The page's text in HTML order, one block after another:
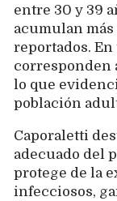
entre 30 y 39
acumulan más
reportados. En
corresponden
lo que
población
Caporaletti
adecuado del
protege de la
infecciosos,